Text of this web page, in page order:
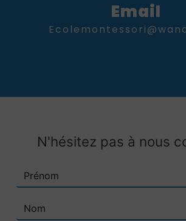
Email
N'hésitez pas à nous